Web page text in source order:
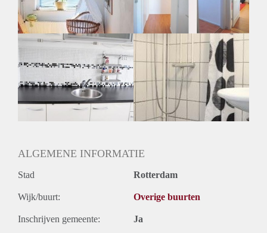
Huurtermijn
Onbepaalde termijn
Oplevering
Kaal
ALGEMENE INFORMATIE
Stad Rotterdam
Wijk/buurt: Overige buurten
Inschrijven gemeente: Ja